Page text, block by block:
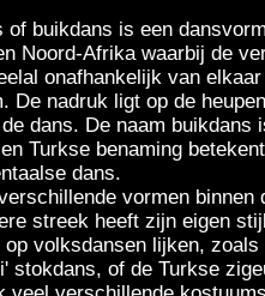
of buikdans is een
Noord-Afrika waarbij de
onafhankelijk van
De nadruk ligt op de
dans. De naam buikdans
Turkse benaming
dans.
vormen binnen
streek heeft zijn eigen
volksdansen lijken, zoals
stokdans, of de Turkse